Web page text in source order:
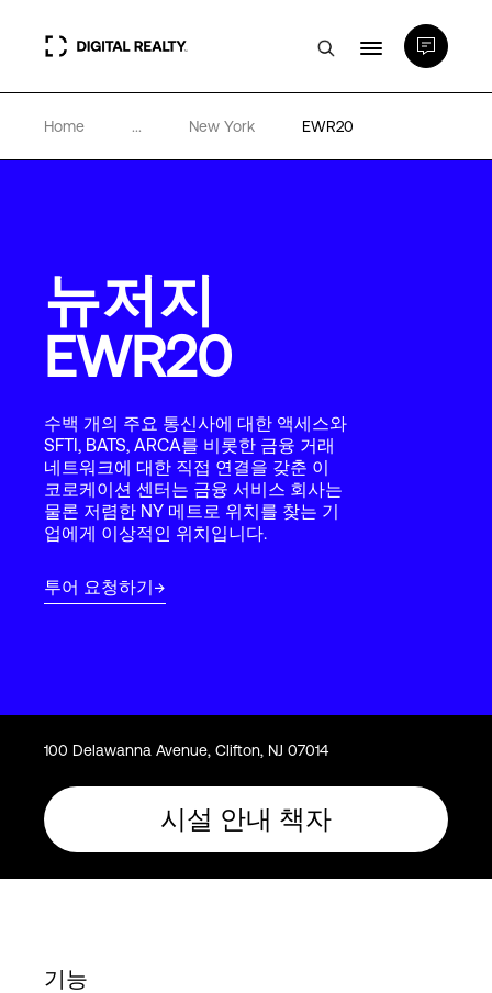
데이터 센터
파트너
전문성 및 리소스
소개
Language
로그인
Home ... New York EWR20
뉴저지
EWR20
수백 개의 주요 통신사에 대한 액세스와
SFTI, BATS, ARCA를 비롯한 금융 거래
네트워크에 대한 직접 연결을 갖춘 이
코로케이션 센터는 금융 서비스 회사는
물론 저렴한 NY 메트로 위치를 찾는 기
업에게 이상적인 위치입니다.
투어 요청하기
100 Delawanna Avenue, Clifton, NJ 07014
시설 안내 책자
기능